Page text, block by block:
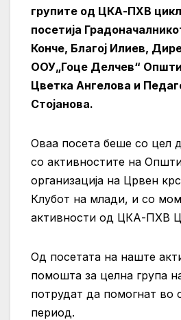
групите од ЦКА-ПХВ
посетија
Конче, Благој Илиев,
ООУ„Гоце Делчев“
Цветка Ангелова и
Стојанова.
Оваа посета беше со цел
со активностите на
организација на Црвен
Клубот на млади, и со
активности од ЦКА-ПХВ
Од посетата на наште
помошта за целна група
потрудат да помогнат во
период.